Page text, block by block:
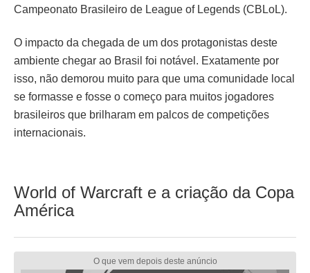
Campeonato Brasileiro de League of Legends (CBLoL).
O impacto da chegada de um dos protagonistas deste
ambiente chegar ao Brasil foi notável. Exatamente por
isso, não demorou muito para que uma comunidade local
se formasse e fosse o começo para muitos jogadores
brasileiros que brilharam em palcos de competições
internacionais.
World of Warcraft e a criação da Copa
América